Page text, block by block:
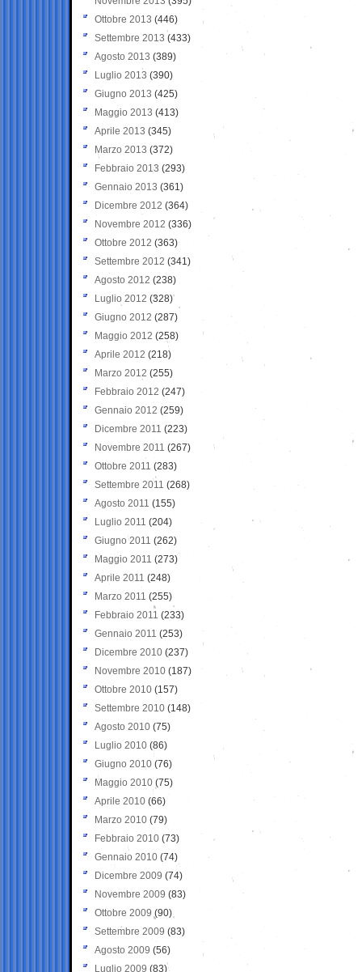
Ottobre 2013 (446)
Settembre 2013 (433)
Agosto 2013 (389)
Luglio 2013 (390)
Giugno 2013 (425)
Maggio 2013 (413)
Aprile 2013 (345)
Marzo 2013 (372)
Febbraio 2013 (293)
Gennaio 2013 (361)
Dicembre 2012 (364)
Novembre 2012 (336)
Ottobre 2012 (363)
Settembre 2012 (341)
Agosto 2012 (238)
Luglio 2012 (328)
Giugno 2012 (287)
Maggio 2012 (258)
Aprile 2012 (218)
Marzo 2012 (255)
Febbraio 2012 (247)
Gennaio 2012 (259)
Dicembre 2011 (223)
Novembre 2011 (267)
Ottobre 2011 (283)
Settembre 2011 (268)
Agosto 2011 (155)
Luglio 2011 (204)
Giugno 2011 (262)
Maggio 2011 (273)
Aprile 2011 (248)
Marzo 2011 (255)
Febbraio 2011 (233)
Gennaio 2011 (253)
Dicembre 2010 (237)
Novembre 2010 (187)
Ottobre 2010 (157)
Settembre 2010 (148)
Agosto 2010 (75)
Luglio 2010 (86)
Giugno 2010 (76)
Maggio 2010 (75)
Aprile 2010 (66)
Marzo 2010 (79)
Febbraio 2010 (73)
Gennaio 2010 (74)
Dicembre 2009 (74)
Novembre 2009 (83)
Ottobre 2009 (90)
Settembre 2009 (83)
Agosto 2009 (56)
Luglio 2009 (83)